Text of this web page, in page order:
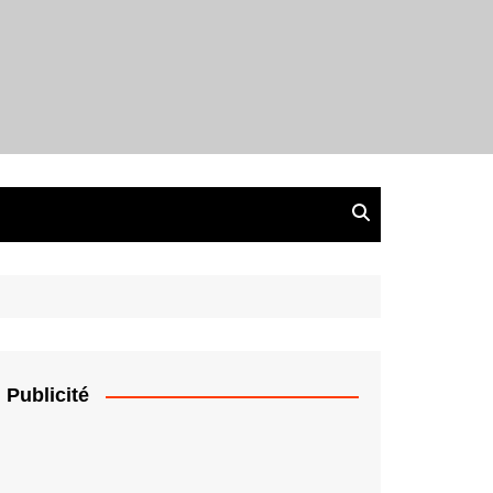
Publicité